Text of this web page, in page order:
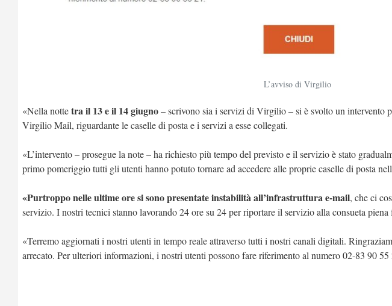
L’avviso di Virgilio
«Nella nottetra il 13 e il 14 giugno– scrivono sia i servizi di Virgilio – si è svolto un intervento
Virgilio Mail, riguardante le caselle di posta e i servizi a esse collegati.
«L’intervento – prosegue la note – ha richiesto più tempo del previsto e il servizio è stato
primo pomeriggio tutti gli utenti hanno potuto tornare ad accedere alle proprie caselle di posta
«Purtroppo nelle ultime ore si sono presentate instabilità all’infrastruttura e-mail, che ci
servizio. I nostri tecnici stanno lavorando 24 ore su 24 per riportare il servizio alla consueta
«Terremo aggiornati i nostri utenti in tempo reale attraverso tutti i nostri canali digitali.
arrecato. Per ulteriori informazioni, i nostri utenti possono fare riferimento al numero 02-83 90 55